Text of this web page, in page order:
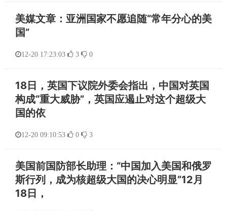
美媒文章：亚洲国家不愿追随“常年分心的美
国”
12-20 17:23:03 3 0
18日，英国下议院外委会指出，中国对英国
构成“重大威胁”，英国应遏止对这个超级大
国的依
12-20 09:10:53 0 3
美国前国防部长助理：“中国加入美国和俄罗
斯行列，成为核超级大国的决心明显”12月
18日，